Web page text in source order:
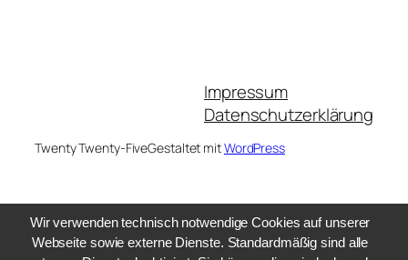
Impressum
Datenschutzerklärung
Twenty Twenty-FiveGestaltet mitWordPress
Wir verwenden technisch notwendige Cookies auf unserer
Webseite sowie externe Dienste. Standardmäßig sind alle